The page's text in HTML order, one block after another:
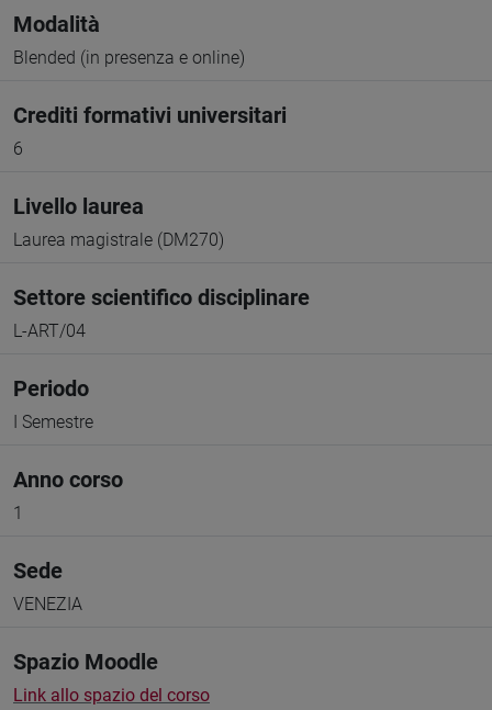
Modalità
Blended (in presenza e online)
Crediti formativi universitari
6
Livello laurea
Laurea magistrale (DM270)
Settore scientifico disciplinare
L-ART/04
Periodo
I Semestre
Anno corso
1
Sede
VENEZIA
Spazio Moodle
Link allo spazio del corso